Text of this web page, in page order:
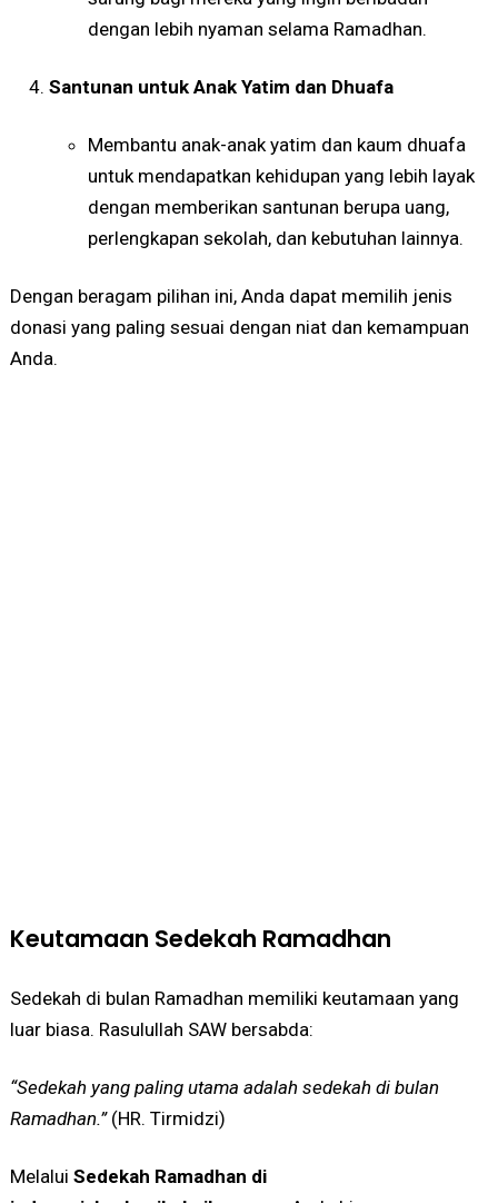
dengan lebih nyaman selama Ramadhan.
Santunan untuk Anak Yatim dan Dhuafa
Membantu anak-anak yatim dan kaum dhuafa
untuk mendapatkan kehidupan yang lebih layak
dengan memberikan santunan berupa uang,
perlengkapan sekolah, dan kebutuhan lainnya.
Dengan beragam pilihan ini, Anda dapat memilih jenis
donasi yang paling sesuai dengan niat dan kemampuan
Anda.
Keutamaan Sedekah Ramadhan
Sedekah di bulan Ramadhan memiliki keutamaan yang
luar biasa. Rasulullah SAW bersabda:
“Sedekah yang paling utama adalah sedekah di bulan
Ramadhan.”(HR. Tirmidzi)
Melalui Sedekah Ramadhan di